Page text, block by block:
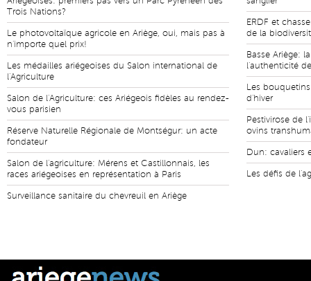
Trois Nations?
Le photovoltaïque agricole en Ariège, oui, mais pas à
n'importe quel prix!
Les médailles ariégeoises du Salon international de
l'Agriculture
Salon de l'Agriculture: ces Ariégeois fidèles au rendez-
vous parisien
Réserve Naturelle Régionale de Montségur: un acte
fondateur
Salon de l'agriculture: Mérens et Castillonnais, les
races ariégeoises en représentation à Paris
Surveillance sanitaire du chevreuil en Ariège
ERDF et
de la
Basse Ariège:
l'authenticité
Les
d'hiver
Pestivirose de
ovins
Dun: cavaliers
Les défis de